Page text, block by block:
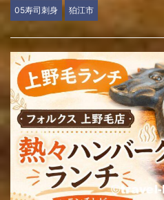
05寿司刺身 狛江市